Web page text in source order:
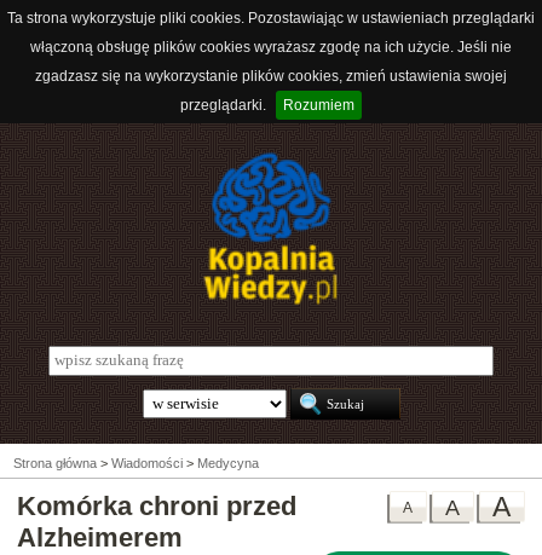
Ta strona wykorzystuje pliki cookies. Pozostawiając w ustawieniach przeglądarki
włączoną obsługę plików cookies wyrażasz zgodę na ich użycie. Jeśli nie
zgadzasz się na wykorzystanie plików cookies, zmień ustawienia swojej
przeglądarki.
Rozumiem
Strona główna > Wiadomości > Medycyna
A
A
A
Komórka chroni przed
Alzheimerem